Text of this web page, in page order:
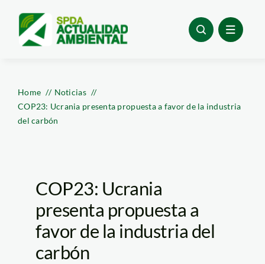
content
Home
Noticias
COP23: Ucrania presenta propuesta a favor de la industria
del carbón
COP23: Ucrania
presenta propuesta a
favor de la industria del
carbón